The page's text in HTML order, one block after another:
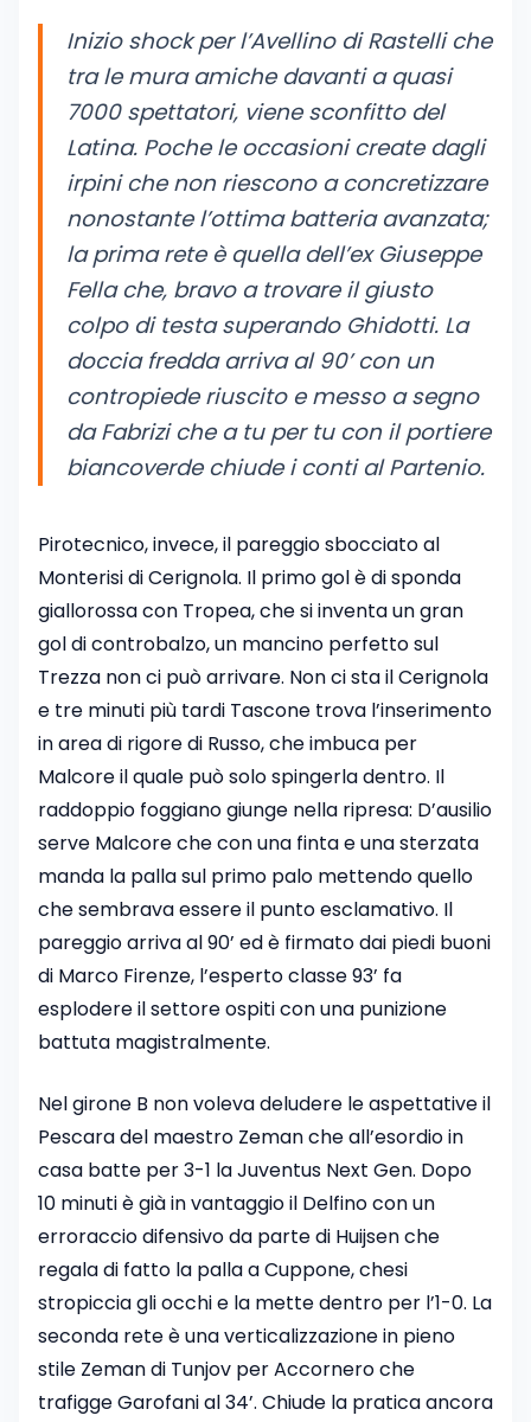
Inizio shock per l’Avellino di Rastelli che
tra le mura amiche davanti a quasi
7000 spettatori, viene sconfitto del
Latina. Poche le occasioni create dagli
irpini che non riescono a concretizzare
nonostante l’ottima batteria avanzata;
la prima rete è quella dell’ex Giuseppe
Fella che, bravo a trovare il giusto
colpo di testa superando Ghidotti. La
doccia fredda arriva al 90’ con un
contropiede riuscito e messo a segno
da Fabrizi che a tu per tu con il portiere
biancoverde chiude i conti al Partenio.
Pirotecnico, invece, il pareggio sbocciato al
Monterisi di Cerignola. Il primo gol è di sponda
giallorossa con Tropea, che si inventa un gran
gol di controbalzo, un mancino perfetto sul
Trezza non ci può arrivare. Non ci sta il Cerignola
e tre minuti più tardi Tascone trova l’inserimento
in area di rigore di Russo, che imbuca per
Malcore il quale può solo spingerla dentro. Il
raddoppio foggiano giunge nella ripresa: D’ausilio
serve Malcore che con una finta e una sterzata
manda la palla sul primo palo mettendo quello
che sembrava essere il punto esclamativo. Il
pareggio arriva al 90’ ed è firmato dai piedi buoni
di Marco Firenze, l’esperto classe 93’ fa
esplodere il settore ospiti con una punizione
battuta magistralmente.
Nel girone B non voleva deludere le aspettative il
Pescara del maestro Zeman che all’esordio in
casa batte per 3-1 la Juventus Next Gen. Dopo
10 minuti è già in vantaggio il Delfino con un
erroraccio difensivo da parte di Huijsen che
regala di fatto la palla a Cuppone, chesi
stropiccia gli occhi e la mette dentro per l’1-0. La
seconda rete è una verticalizzazione in pieno
stile Zeman di Tunjov per Accornero che
trafigge Garofani al 34’. Chiude la pratica ancora